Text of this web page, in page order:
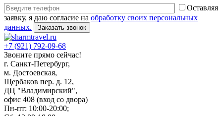
Оставляя
заявку, я даю согласие на обработку своих персональных
данных.
+7 (921) 792-09-68
Звоните прямо сейчас!
г. Санкт-Петербург,
м. Достоевская,
Щербаков пер. д. 12,
ДЦ "Владимирский",
офис 408 (вход со двора)
Пн-пт: 10:00-20:00;